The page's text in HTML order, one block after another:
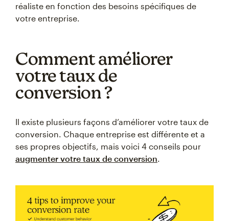
réaliste en fonction des besoins spécifiques de
votre entreprise.
Comment améliorer
votre taux de
conversion ?
Il existe plusieurs façons d’améliorer votre taux de
conversion. Chaque entreprise est différente et a
ses propres objectifs, mais voici 4 conseils pour
augmenter votre taux de conversion